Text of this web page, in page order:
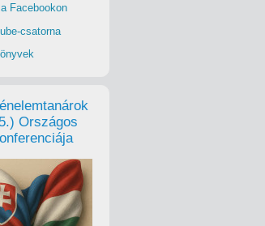
Facebookon
csatorna
Országos